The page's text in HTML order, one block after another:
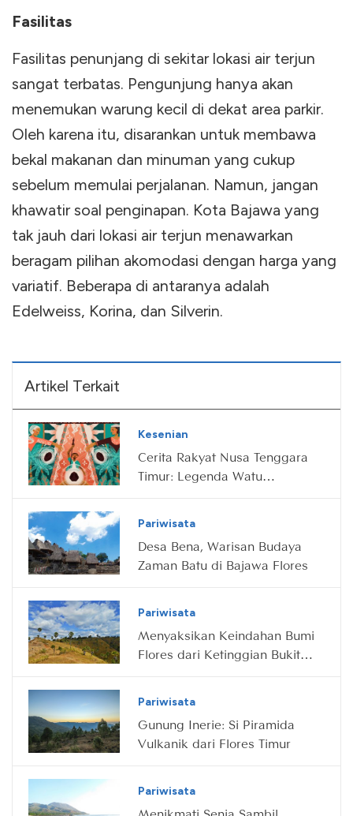
Fasilitas
Fasilitas penunjang di sekitar lokasi air terjun
sangat terbatas. Pengunjung hanya akan
menemukan warung kecil di dekat area parkir.
Oleh karena itu, disarankan untuk membawa
bekal makanan dan minuman yang cukup
sebelum memulai perjalanan. Namun, jangan
khawatir soal penginapan. Kota Bajawa yang
tak jauh dari lokasi air terjun menawarkan
beragam pilihan akomodasi dengan harga yang
variatif. Beberapa di antaranya adalah
Edelweiss, Korina, dan Silverin.
Artikel Terkait
Kesenian
Cerita Rakyat Nusa Tenggara
Timur: Legenda Watu
Pariwisata
Desa Bena, Warisan Budaya
Zaman Batu di Bajawa Flores
Pariwisata
Menyaksikan Keindahan Bumi
Flores dari Ketinggian Bukit
Pariwisata
Gunung Inerie: Si Piramida
Vulkanik dari Flores Timur
Pariwisata